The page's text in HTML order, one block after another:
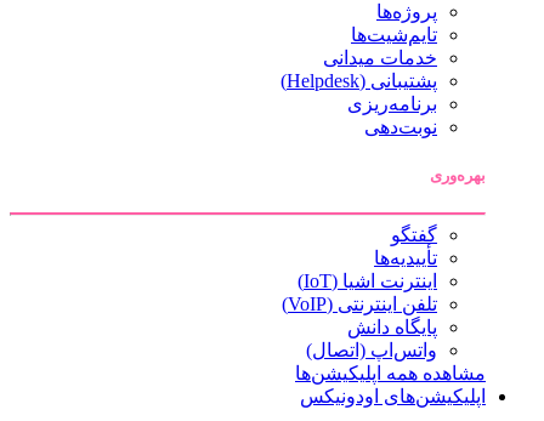
پروژه‌ها
تایم‌شیت‌ها
خدمات میدانی
پشتیبانی (Helpdesk)
برنامه‌ریزی
نوبت‌دهی
بهره‌وری
گفتگو
تأییدیه‌ها
اینترنت اشیا (IoT)
تلفن اینترنتی (VoIP)
پایگاه دانش
واتس‌اپ (اتصال)
مشاهده همه اپلیکیشن‌ها
اپلیکیشن‌های اودونیکس